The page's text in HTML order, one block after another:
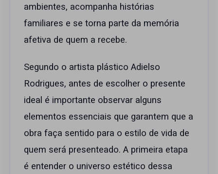
ambientes, acompanha histórias
familiares e se torna parte da memória
afetiva de quem a recebe.
Segundo o artista plástico Adielso
Rodrigues, antes de escolher o presente
ideal é importante observar alguns
elementos essenciais que garantem que a
obra faça sentido para o estilo de vida de
quem será presenteado. A primeira etapa
é entender o universo estético dessa